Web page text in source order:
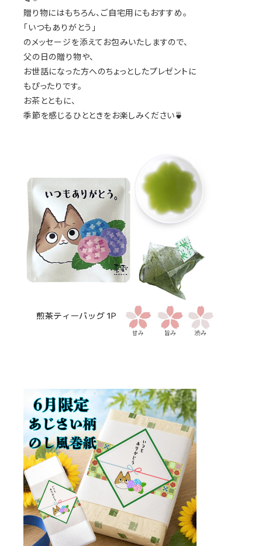
贈り物にはもちろん、ご自宅用にもおすすめ。
「いつもありがとう」
のメッセージを添えてお包みいたしますので、
父の日の贈り物や、
お世話になった方へのちょっとしたプレゼントに
もぴったりです。
お茶とともに、
季節を感じるひとときをお楽しみください🍵